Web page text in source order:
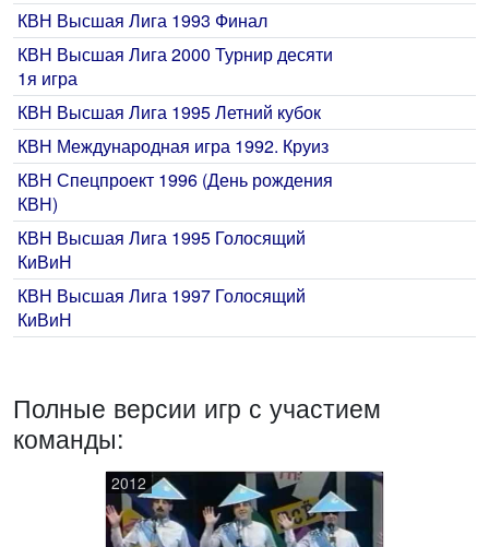
КВН Высшая Лига 1993 Финал
КВН Высшая Лига 2000 Турнир десяти
1я игра
КВН Высшая Лига 1995 Летний кубок
КВН Международная игра 1992. Круиз
КВН Спецпроект 1996 (День рождения
КВН)
КВН Высшая Лига 1995 Голосящий
КиВиН
КВН Высшая Лига 1997 Голосящий
КиВиН
Полные версии игр с участием
команды:
2012